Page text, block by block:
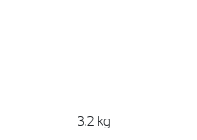
3.2 kg